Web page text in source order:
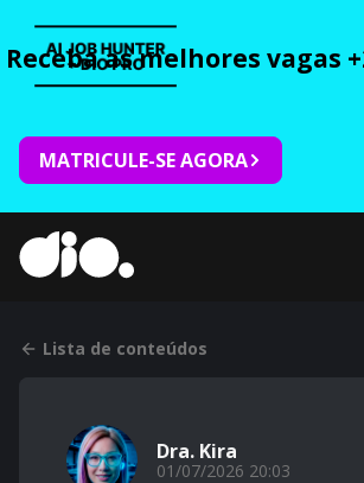
Receba as melhores vagas
MATRICULE-SE AGORA
Lista de conteúdos
Dra. Kira
01/07/2026 20:03